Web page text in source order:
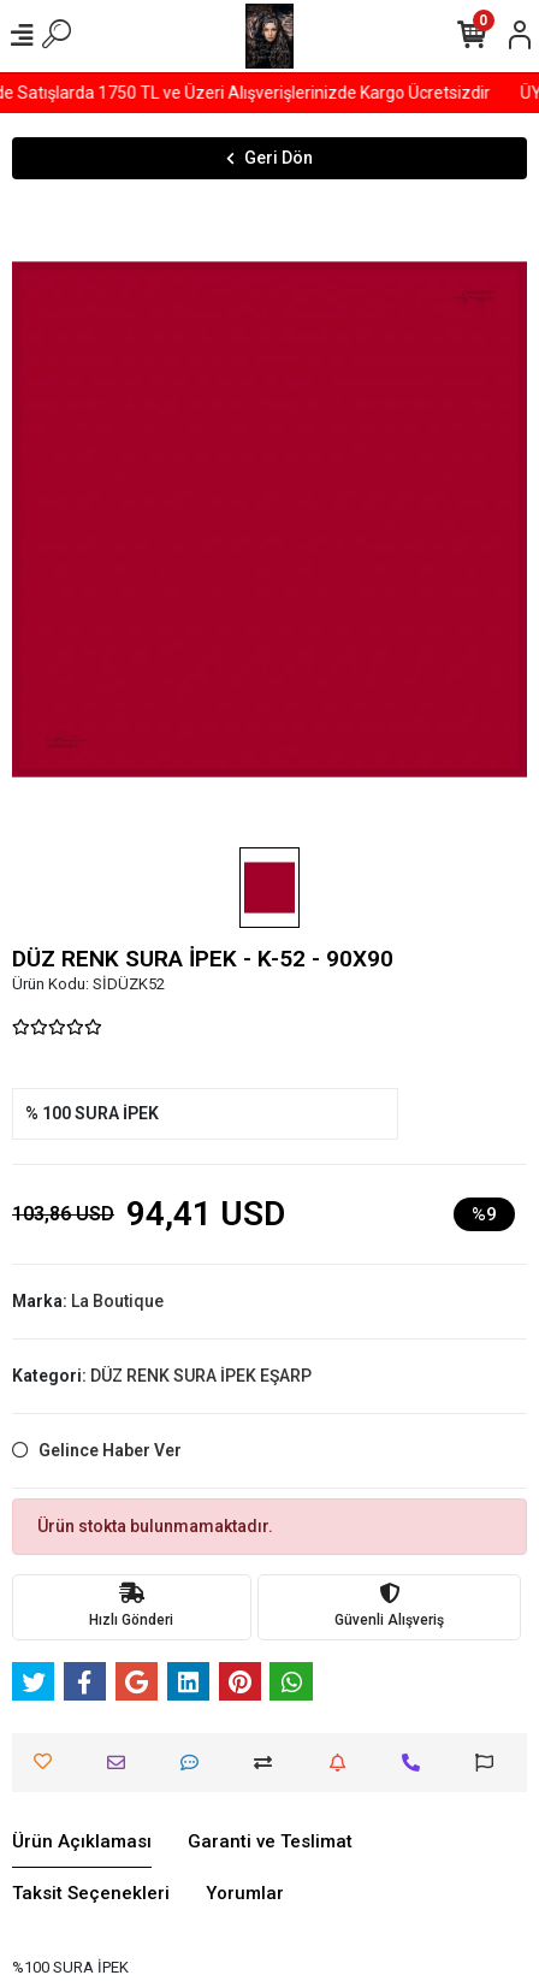
1750 TL ve Üzeri Alışverişlerinizde Kargo Ücretsizdir
0
Geri Dön
DÜZ RENK SURA İPEK - K-52 - 90X90
Ürün Kodu: SİDÜZK52
% 100 SURA İPEK
103,86 USD 94,41 USD %9
Marka: La Boutique
Kategori: DÜZ RENK SURA İPEK EŞARP
Gelince Haber Ver
Ürün stokta bulunmamaktadır.
Hızlı Gönderi Güvenli Alışveriş
Ürün Açıklaması Garanti ve Teslimat
Taksit Seçenekleri Yorumlar
%100 SURA İPEK